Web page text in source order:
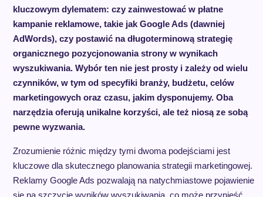
kluczowym dylematem: czy zainwestować w płatne
kampanie reklamowe, takie jak Google Ads (dawniej
AdWords), czy postawić na długoterminową strategię
organicznego pozycjonowania strony w wynikach
wyszukiwania. Wybór ten nie jest prosty i zależy od wielu
czynników, w tym od specyfiki branży, budżetu, celów
marketingowych oraz czasu, jakim dysponujemy. Oba
narzędzia oferują unikalne korzyści, ale też niosą ze sobą
pewne wyzwania.
Zrozumienie różnic między tymi dwoma podejściami jest
kluczowe dla skutecznego planowania strategii marketingowej.
Reklamy Google Ads pozwalają na natychmiastowe pojawienie
się na szczycie wyników wyszukiwania, co może przynieść